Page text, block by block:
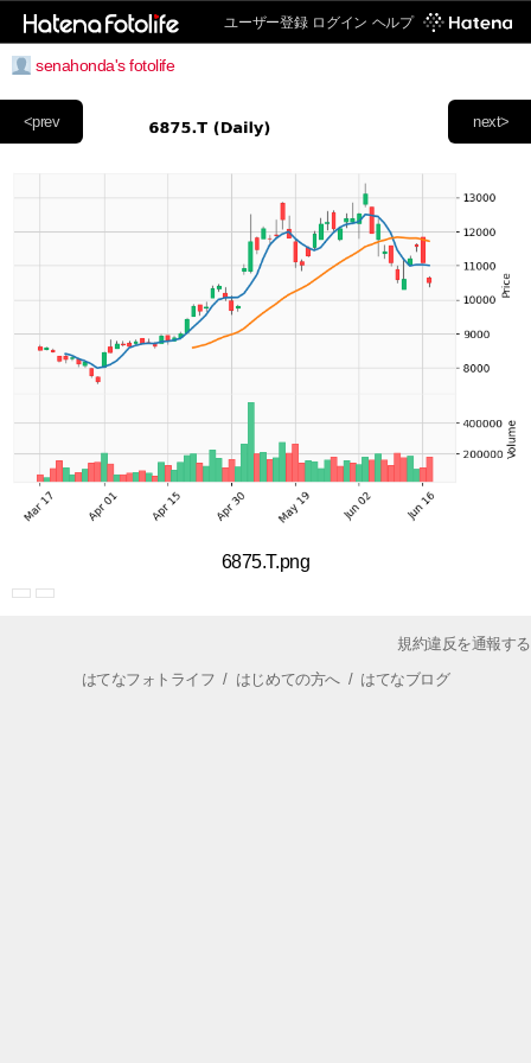
ユーザー登録 ログイン ヘルプ
senahonda's fotolife
next>
<prev
6875.T.png
規約違反を通報する
はてなフォトライフ / はじめての方へ/ はてなブログ